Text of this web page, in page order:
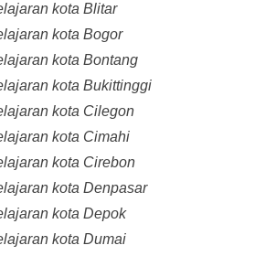
kota Blitar
kota Bogor
kota Bontang
kota Bukittinggi
kota Cilegon
kota Cimahi
kota Cirebon
kota Denpasar
kota Depok
kota Dumai